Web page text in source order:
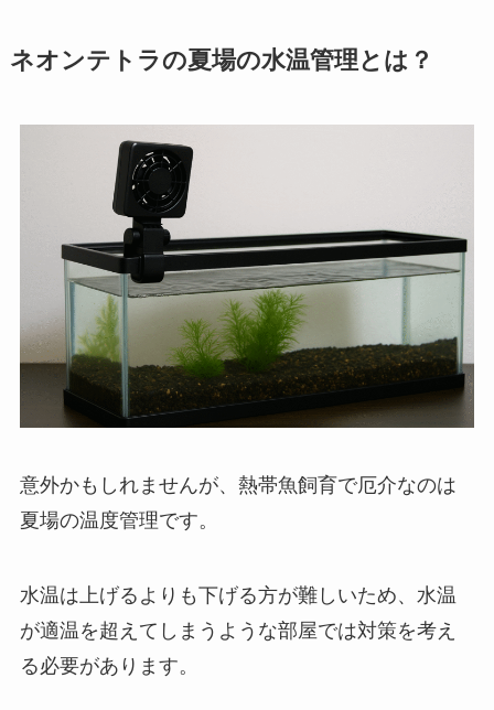
ネオンテトラの夏場の水温管理とは？
意外かもしれませんが、熱帯魚飼育で厄介なのは
夏場の温度管理です。
水温は上げるよりも下げる方が難しいため、水温
が適温を超えてしまうような部屋では対策を考え
る必要があります。